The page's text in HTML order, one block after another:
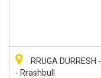
RRUGA DURRESH
- Rrashbull